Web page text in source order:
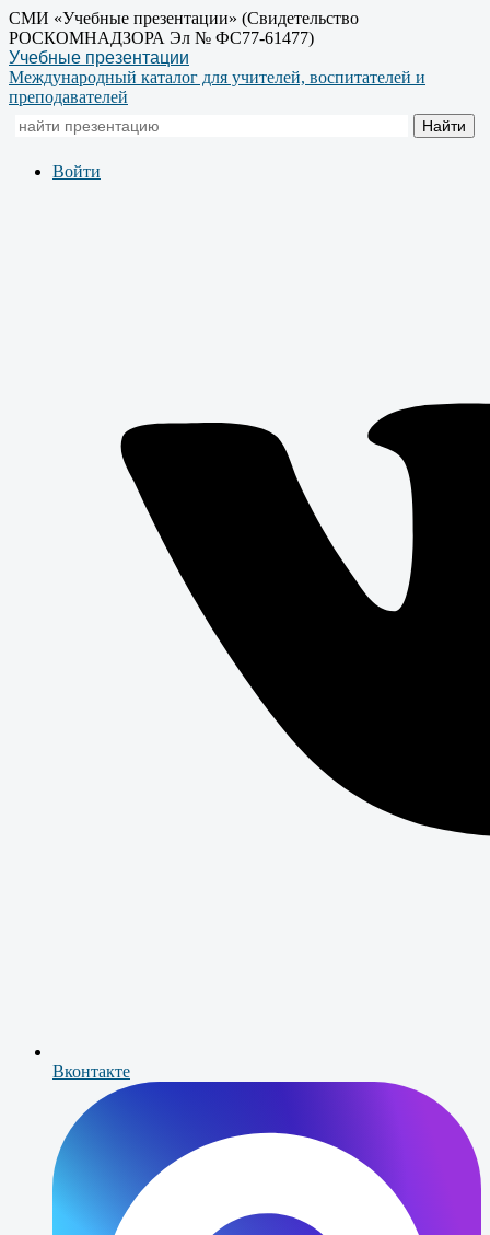
СМИ «Учебные презентации» (Свидетельство
РОСКОМНАДЗОРА Эл № ФС77-61477)
Учебные презентации
Международный каталог для учителей, воспитателей и
преподавателей
Войти
Вконтакте